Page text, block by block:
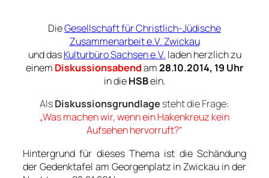
DieGesellschaft für Christlich-Jüdische
Zusammenarbeit e.V. Zwickau
und dasKulturbüro Sachsen e.V. laden herzlich zu
einem Diskussionsabendam28.10.2014, 19 Uhr
in dieHSBein.
AlsDiskussionsgrundlage steht die Frage:
„Was machen wir, wenn ein Hakenkreuz kein
Aufsehen hervorruft?“
Hintergrund für dieses Thema ist die Schändung
der Gedenktafel am Georgenplatz in Zwickau in der